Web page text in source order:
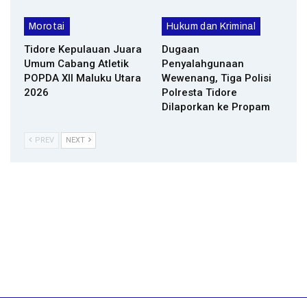
Morotai
Tidore Kepulauan Juara
Umum Cabang Atletik
POPDA XII Maluku Utara
2026
Hukum dan Kriminal
Dugaan
Penyalahgunaan
Wewenang, Tiga Polisi
Polresta Tidore
Dilaporkan ke Propam
PREV NEXT